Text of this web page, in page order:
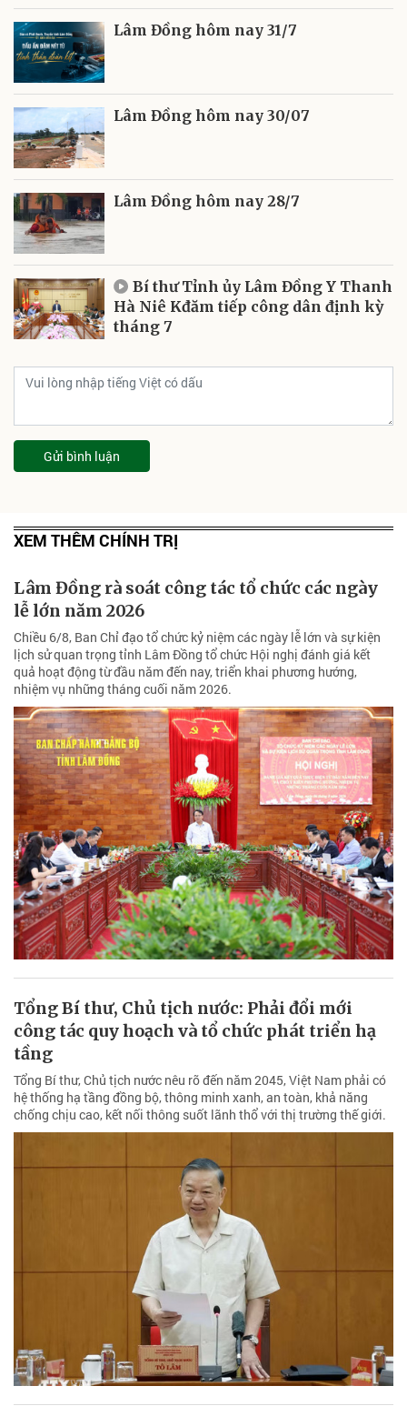
Lâm Đồng hôm nay 31/7
Lâm Đồng hôm nay 30/07
Lâm Đồng hôm nay 28/7
Bí thư Tỉnh ủy Lâm Đồng Y Thanh
Hà Niê Kđăm tiếp công dân định kỳ
tháng 7
Gửi bình luận
XEM THÊM CHÍNH TRỊ
Lâm Đồng rà soát công tác tổ chức các ngày
lễ lớn năm 2026
Chiều 6/8, Ban Chỉ đạo tổ chức kỷ niệm các ngày lễ lớn và sự kiện
lịch sử quan trọng tỉnh Lâm Đồng tổ chức Hội nghị đánh giá kết
quả hoạt động từ đầu năm đến nay, triển khai phương hướng,
nhiệm vụ những tháng cuối năm 2026.
Tổng Bí thư, Chủ tịch nước: Phải đổi mới
công tác quy hoạch và tổ chức phát triển hạ
tầng
Tổng Bí thư, Chủ tịch nước nêu rõ đến năm 2045, Việt Nam phải có
hệ thống hạ tầng đồng bộ, thông minh xanh, an toàn, khả năng
chống chịu cao, kết nối thông suốt lãnh thổ với thị trường thế giới.